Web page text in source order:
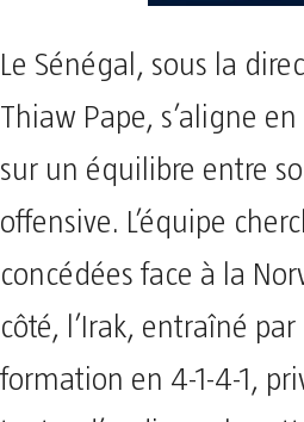
Le Sénégal, sous la
Thiaw Pape, s’aligne
sur un équilibre entre
offensive. L’équipe
concédées face à la
côté, l’Irak, entraîné
formation en 4-1-4-1,